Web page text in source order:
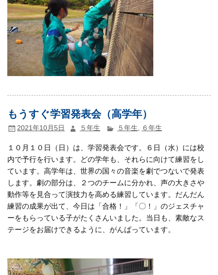
もうすぐ学習発表会（高学年）
2021年10月5日 ５年生 ５年生, ６年生
１０月１０日（日）は、学習発表会です。６日（水）には校
内で予行を行います。どの学年も、それらに向けて練習をし
ています。高学年は、世界の国々の音楽を劇でつないで発表
します。劇の部分は、２つのチームに分かれ、声の大きさや
動作等を見合って演技力を高める練習しています。だんだん
練習の成果が出て、今日は「合格！」「〇！」のジェスチャ
ーをもらっている子がたくさんいました。当日も、素敵なス
テージをお届けできるように、がんばっています。